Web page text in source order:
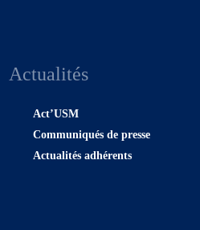
Actualités
Act’USM
Communiqués de presse
Actualités adhérents